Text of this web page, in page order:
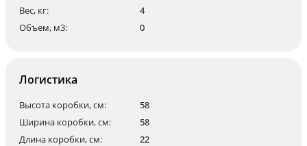
Вес, кг:
4
Объем, м3:
0
Логистика
Высота коробки, см:
58
Ширина коробки, см:
58
Длина коробки, см:
22